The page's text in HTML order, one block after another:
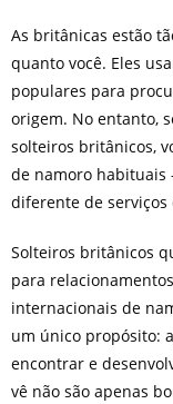
As britânicas estão
quanto você. Eles
populares para
origem. No entanto,
solteiros britânicos,
de namoro habituais
diferente de serviços
Solteiros britânicos
para
internacionais de
um único propósito:
encontrar e
vê não são apenas